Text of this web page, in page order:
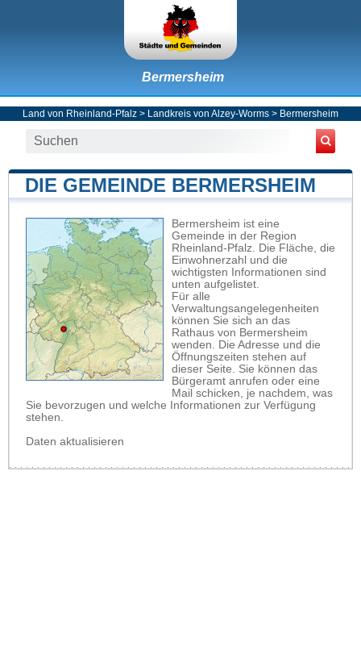
Bermersheim
Land von Rheinland-Pfalz > Landkreis von Alzey-Worms > Bermersheim
DIE GEMEINDE BERMERSHEIM
Bermersheim ist eine
Gemeinde in der Region
Rheinland-Pfalz. Die Fläche, die
Einwohnerzahl und die
wichtigsten Informationen sind
unten aufgelistet.
Für alle
Verwaltungsangelegenheiten
können Sie sich an das
Rathaus von Bermersheim
wenden. Die Adresse und die
Öffnungszeiten stehen auf
dieser Seite. Sie können das
Bürgeramt anrufen oder eine
Mail schicken, je nachdem, was
Sie bevorzugen und welche Informationen zur Verfügung
stehen.
Daten aktualisieren